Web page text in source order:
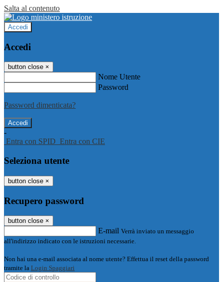
Salta al contenuto
Accedi
Accedi
button close ×
Nome Utente
Password
Password dimenticata?
-
Entra con SPID Entra con CIE
Seleziona utente
button close ×
Recupero password
button close ×
E-mail Verrà inviato un messaggio
all'indirizzo indicato con le istruzioni necessarie.
Non hai una e-mail associata al nome utente? Effettua il reset della password
tramite la Login Spaggiari